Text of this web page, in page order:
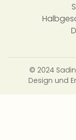
© 2024
Design und